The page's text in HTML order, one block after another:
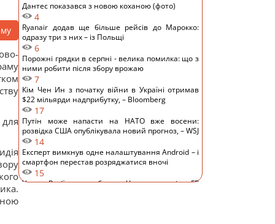
Дантес показався з новою коханою (фото)
4
Ryanair додав ще більше рейсів до Марокко:
одразу три з них – із Польщі
6
Порожні грядки в серпні - велика помилка: що з
ними робити після збору врожаю
7
Кім Чен Ин з початку війни в Україні отримав
$22 мільярди надприбутку, – Bloomberg
17
Путін може напасти на НАТО вже восени:
розвідка США опублікувала новий прогноз, – WSJ
14
Експерт вимкнув одне налаштування Android – і
смартфон перестав розряджатися вночі
15
Удари Росії по кораблях у Чорному морі: у FP